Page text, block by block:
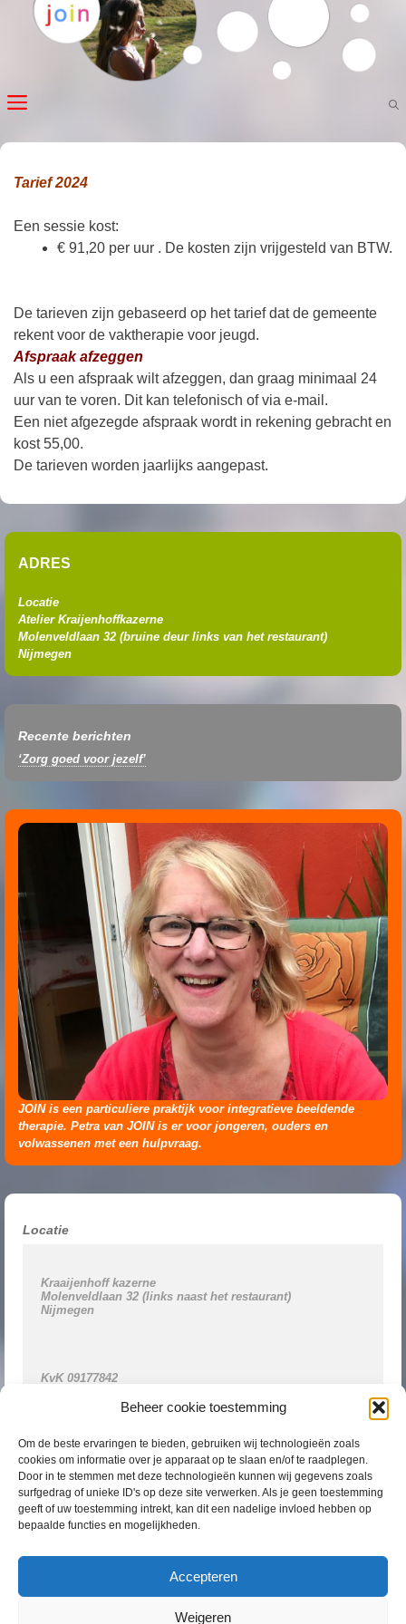
Beheer cookie toestemming
Om de beste ervaringen te bieden, gebruiken wij technologieën zoals
cookies om informatie over je apparaat op te slaan en/of te raadplegen.
Door in te stemmen met deze technologieën kunnen wij gegevens zoals
surfgedrag of unieke ID's op deze site verwerken. Als je geen toestemming
geeft of uw toestemming intrekt, kan dit een nadelige invloed hebben op
bepaalde functies en mogelijkheden.
Accepteren
Weigeren
MENU
Tarief 2024
Een sessie kost:
€ 91,20 per uur . De kosten zijn vrijgesteld van BTW.
De tarieven zijn gebaseerd op het tarief dat de gemeente
rekent voor de vaktherapie voor jeugd.
Afspraak afzeggen
Als u een afspraak wilt afzeggen, dan graag minimaal 24
uur van te voren. Dit kan telefonisch of via e-mail.
Een niet afgezegde afspraak wordt in rekening gebracht en
kost 55,00.
De tarieven worden jaarlijks aangepast.
ADRES
Locatie
Atelier Kraijenhoffkazerne
Molenveldlaan 32 (bruine deur links van het restaurant)
Nijmegen
Recente berichten
‘Zorg goed voor jezelf’
JOIN is een particuliere praktijk voor integratieve beeldende
therapie. Petra van JOIN is er voor jongeren, ouders en
volwassenen met een hulpvraag.
Locatie
Kraaijenhoff kazerne
Molenveldlaan 32 (links naast het restaurant)
Nijmegen
KvK
BTW-id NL001361109B28
Bereikbaarheid